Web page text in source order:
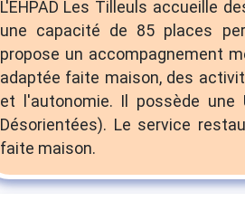
L'EHPAD Les Tilleuls accueille
une capacité de 85 places
propose un accompagnement
adaptée faite maison, des
et l'autonomie. Il possède une
Désorientées). Le service
faite maison.